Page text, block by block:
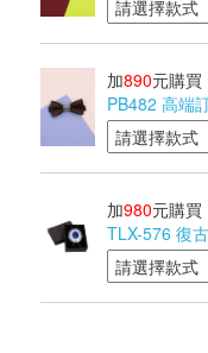
加890元購買
PB482 高端
加980元購買
TLX-576 復